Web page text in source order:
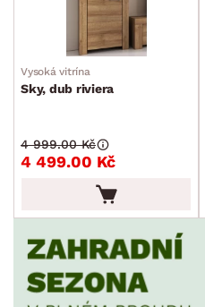
MÍSTNOST
SKLADOVOST
Vysoká vitrína
Sky, dub riviera
4 499.00 Kč
4 999.00 Kč